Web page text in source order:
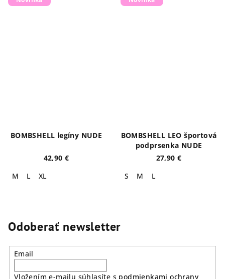
BOMBSHELL legíny NUDE
42,90 €
M
L XL
BOMBSHELL LEO športová
podprsenka NUDE
27,90 €
S
M L
Odoberať newsletter
Email
Vložením e-mailu súhlasíte s podmienkami ochrany